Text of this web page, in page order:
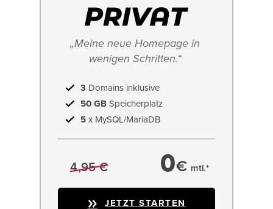
„Meine neue Homepage in
wenigen Schritten.“
3 Domains inklusive
50 GB Speicherplatz
5 x MySQL/MariaDB
4,95 € 0€ mtl.*
JETZT STARTEN